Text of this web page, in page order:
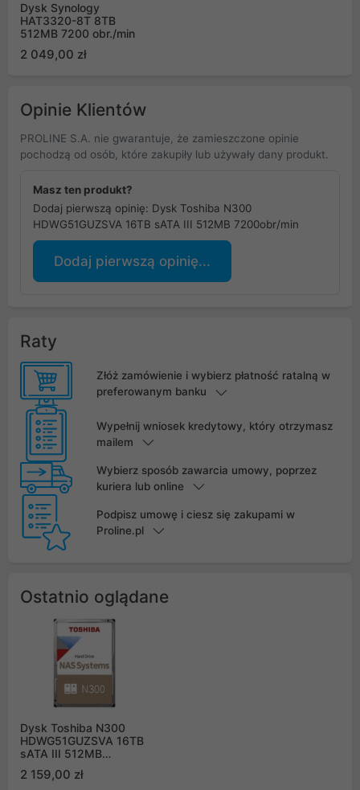
Dysk Synology
HAT3320-8T 8TB
512MB 7200 obr./min
2 049,00 zł
Opinie Klientów
PROLINE S.A. nie gwarantuje, że zamieszczone opinie
pochodzą od osób, które zakupiły lub używały dany produkt.
Masz ten produkt?
Dodaj pierwszą opinię: Dysk Toshiba N300
HDWG51GUZSVA 16TB sATA III 512MB 7200obr/min
Dodaj pierwszą opinię...
Raty
Złóż zamówienie i wybierz płatność ratalną w
preferowanym banku
Wypełnij wniosek kredytowy, który otrzymasz
mailem
Wybierz sposób zawarcia umowy, poprzez
kuriera lub online
Podpisz umowę i ciesz się zakupami w
Proline.pl
Ostatnio oglądane
Dysk Toshiba N300
HDWG51GUZSVA 16TB
sATA III 512MB
2 159,00 zł